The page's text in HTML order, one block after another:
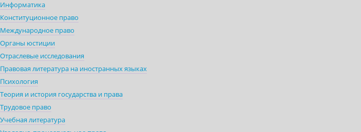
Информатика
Конституционное право
Международное право
Органы юстиции
Отраслевые исследования
Правовая литература на иностранных языках
Психология
Теория и история государства и права
Трудовое право
Учебная литература